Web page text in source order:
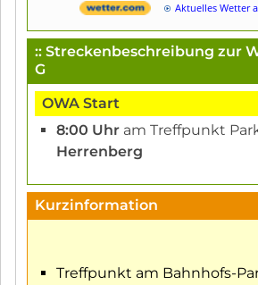
Aktuelles Wetter
:: Streckenbeschreibung zur
G
OWA Start
8:00 Uhr am Treffpunkt
Herrenberg
Kurzinformation
Treffpunkt am Bahnhofs-